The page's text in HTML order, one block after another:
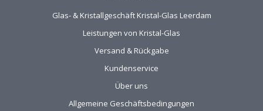
Glas- & Kristallgeschäft Kristal-Glas Leerdam
Leistungen von Kristal-Glas
Versand & Rückgabe
Kundenservice
Über uns
Allgemeine Geschäftsbedingungen